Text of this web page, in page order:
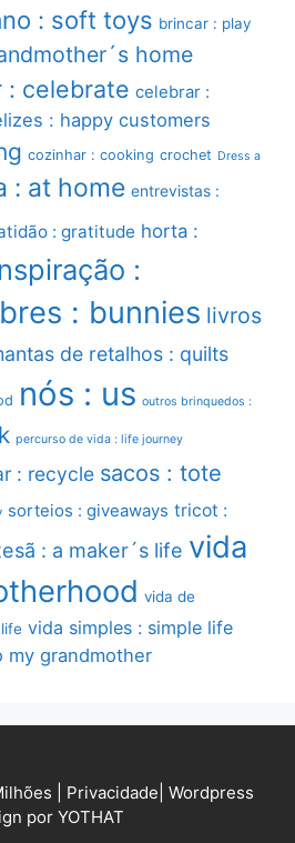
: soft toys brincar : play
home
: celebrate celebrar :
: happy customers
cozinhar : cooking crochet Dress a
: at home entrevistas :
: gratitude horta :
:
: bunnies livros
de retalhos : quilts
nós : us outros brinquedos :
percurso de vida : life journey
: recycle sacos : tote
sorteios : giveaways tricot :
: a maker´s life vida
vida de
vida simples : simple life
my grandmother
| Privacidade Wordpress
por YOTHAT